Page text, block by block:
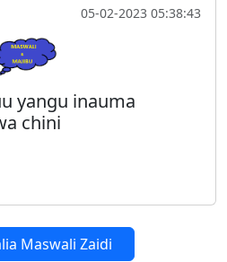
05-02-2023 05:38:43
yangu inauma
chini
Maswali Zaidi